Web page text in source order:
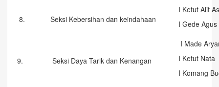
8. Seksi Kebersihan dan keindahaan
I Ketut Alit
I Gede
9. Seksi Daya Tarik dan Kenangan
I Made
I Ketut Nata
I Komang